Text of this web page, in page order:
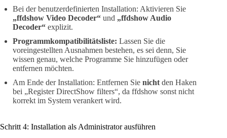
Bei der benutzerdefinierten Installation: Aktivieren Sie
„ffdshow Video Decoder“ und „ffdshow Audio
Decoder“ explizit.
Programmkompatibilitätsliste: Lassen Sie die
voreingestellten Ausnahmen bestehen, es sei denn, Sie
wissen genau, welche Programme Sie hinzufügen oder
entfernen möchten.
Am Ende der Installation: Entfernen Sie nicht den Haken
bei „Register DirectShow filters“, da ffdshow sonst nicht
korrekt im System verankert wird.
Schritt 4: Installation als Administrator ausführen